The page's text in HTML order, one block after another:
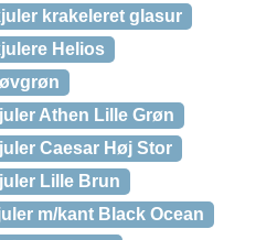
krakeleret glasur
Helios
Athen Lille Grøn
Caesar Høj Stor
Lille Brun
m/kant Black Ocean